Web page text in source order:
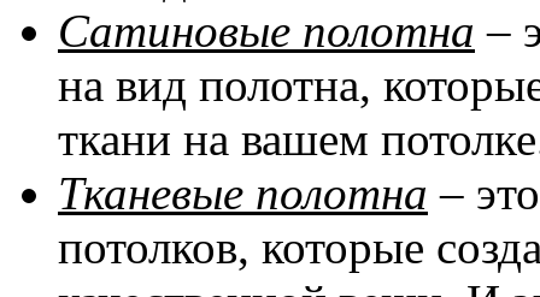
Сатиновые полотна –
на вид полотна,
ткани на вашем
Тканевые полотна –
потолков, которые